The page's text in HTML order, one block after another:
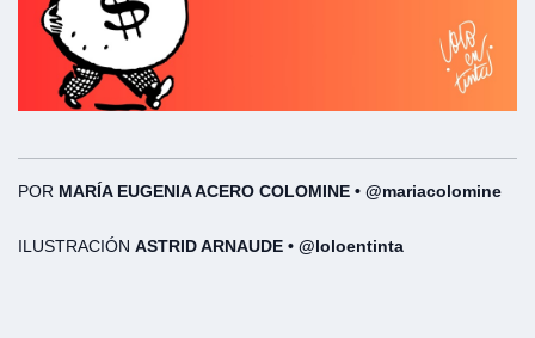
POR MARÍA EUGENIA ACERO COLOMINE • @mariacolomine
ILUSTRACIÓN ASTRID ARNAUDE • @loloentinta